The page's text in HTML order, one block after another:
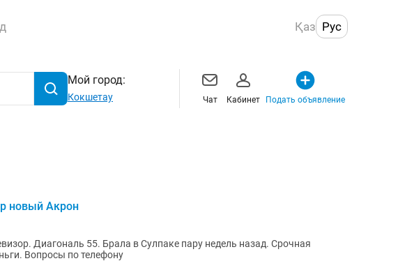
Қаз Рус
Мой город:
Кокшетау Чат Кабинет Подать объявление
новый Акрон
Диагональ 55. Брала в Сулпаке пару недель назад. Срочная
Вопросы по телефону